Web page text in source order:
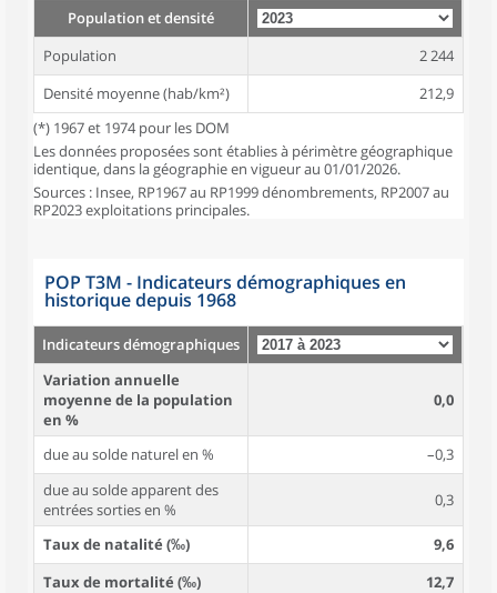
Population et densité
Population
2 244
Densité moyenne (hab/km²)
212,9
(*) 1967 et 1974 pour les DOM
Les données proposées sont établies à périmètre géographique
identique, dans la géographie en vigueur au 01/01/2026.
Sources : Insee, RP1967 au RP1999 dénombrements, RP2007 au
RP2023 exploitations principales.
POP T3M - Indicateurs démographiques en
historique depuis 1968
Indicateurs démographiques
Variation annuelle
moyenne de la population
en %
0,0
due au solde naturel en %
–0,3
due au solde apparent des
entrées sorties en %
0,3
Taux de natalité (‰)
9,6
Taux de mortalité (‰)
12,7